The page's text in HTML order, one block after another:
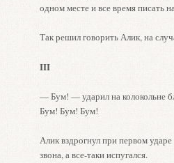
одном месте и все время писать
Так решил говорить Алик, на
III
— Бум! — ударил на колокольне
Бум! Бум! Бум!
Алик вздрогнул при первом
звона, а все-таки испугался.